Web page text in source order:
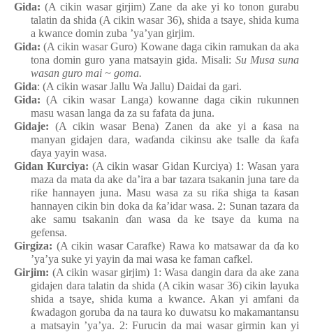
Gida: (A cikin wasar girjim) Zane da ake yi ko tonon gurabu
talatin da shida (A cikin wasar 36), shida a tsaye, shida kuma
a kwance domin zuba ’ya’yan girjim.
Gida: (A cikin wasar Guro) Kowane daga cikin ramukan da aka
tona domin guro yana matsayin gida. Misali: Su Musa suna
wasan guro mai ~ goma.
Gida: (A cikin wasar Jallu Wa Jallu) Daidai da gari.
Gida: (A cikin wasar Langa) kowanne daga cikin rukunnen
masu wasan langa da za su fafata da juna.
Gidaje: (A cikin wasar Bena) Zanen da ake yi a ƙasa na
manyan gidajen dara, waɗanda cikinsu ake tsalle da ƙafa
ɗaya yayin wasa.
Gidan Kurciya: (A cikin wasar Gidan Kurciya) 1: Wasanyara
maza da mata da ake da’ira a bar tazara tsakanin juna tare da
riƙe hannayen juna. Masu wasa za su riƙa shiga ta ƙasan
hannayen cikin bin doka da ƙa’idar wasa. 2: Sunan tazara da
ake samu tsakanin ɗan wasa da ke tsayeda kuma na
gefensa.
Girgiza: (A cikin wasar Carafke) Rawa ko matsawar da ɗa ko
’ya’ya suke yi yayin da mai wasa ke faman cafkel.
Girjim: (A cikin wasar girjim) 1: Wasa dangin dara da ake zana
gidajen dara talatin da shida (A cikin wasar 36) cikin layuka
shida a tsaye, shida kuma a kwance. Akan yi amfani da
ƙwadagon goruba da na taura ko duwatsu ko makamantansu
a matsayin ’ya’ya. 2: Furucin da mai wasar girmin kan yi